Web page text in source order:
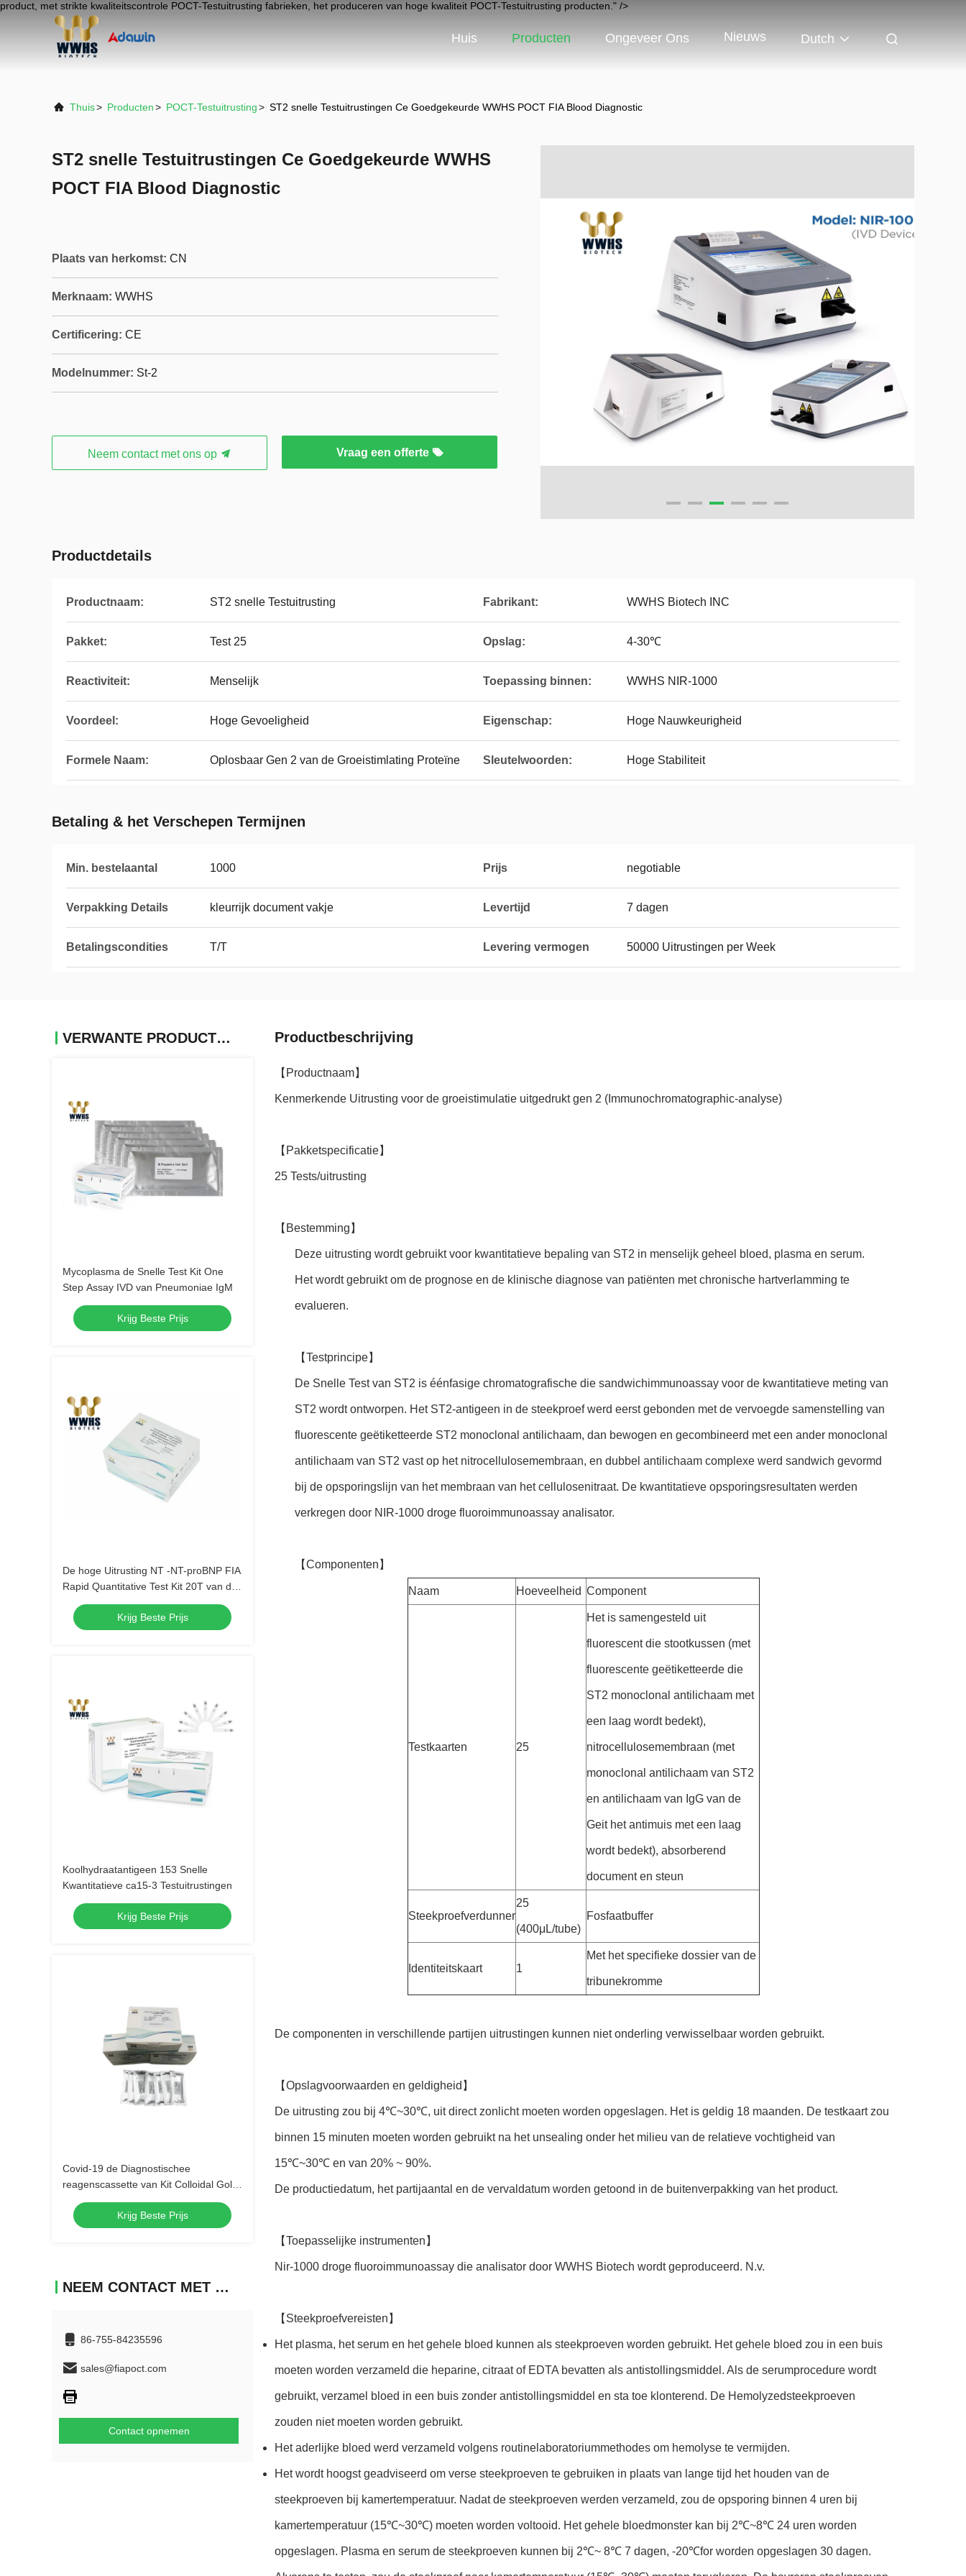
product, met strikte kwaliteitscontrole POCT-Testuitrusting fabrieken, het produceren van hoge kwaliteit POCT-Testuitrusting producten." />
Huis Producten Ongeveer Ons Nieuws Dutch
Thuis> Producten> POCT-Testuitrusting> ST2 snelle Testuitrustingen Ce Goedgekeurde WWHS POCT FIA Blood Diagnostic
ST2 snelle Testuitrustingen Ce Goedgekeurde WWHS
POCT FIA Blood Diagnostic
Plaats van herkomst: CN
Merknaam: WWHS
Certificering: CE
Modelnummer: St-2
Neem contact met ons op Vraag een offerte
Productdetails
Productnaam: ST2 snelle Testuitrusting Fabrikant: WWHS Biotech INC
Pakket: Test 25 Opslag: 4-30℃
Reactiviteit: Menselijk Toepassing binnen: WWHS NIR-1000
Voordeel: Hoge Gevoeligheid Eigenschap: Hoge Nauwkeurigheid
Formele Naam: Oplosbaar Gen 2 van de Groeistimlating Proteïne Sleutelwoorden: Hoge Stabiliteit
Betaling & het Verschepen Termijnen
Min. bestelaantal 1000 Prijs negotiable
Verpakking Details kleurrijk document vakje Levertijd 7 dagen
Betalingscondities T/T Levering vermogen 50000 Uitrustingen per Week
VERWANTE PRODUCTEN
Mycoplasma de Snelle Test Kit One
Step Assay IVD van Pneumoniae IgM
Krijg Beste Prijs
De hoge Uitrusting NT -NT-proBNP FIA
Rapid Quantitative Test Kit 20T van de
Stabiliteitspoct Test
Krijg Beste Prijs
Koolhydraatantigeen 153 Snelle
Kwantitatieve ca15-3 Testuitrustingen
Krijg Beste Prijs
Covid-19 de Diagnostischee
reagenscassette van Kit Colloidal Gold
IVD van de Antigeen Snelle Test
Krijg Beste Prijs
NEEM CONTACT MET ONS OP
86-755-84235596
sales@fiapoct.com
Contact opnemen
Productbeschrijving
【Productnaam】
Kenmerkende Uitrusting voor de groeistimulatie uitgedrukt gen 2 (Immunochromatographic-analyse)
【Pakketspecificatie】
25 Tests/uitrusting
【Bestemming】
Deze uitrusting wordt gebruikt voor kwantitatieve bepaling van ST2 in menselijk geheel bloed, plasma en serum.
Het wordt gebruikt om de prognose en de klinische diagnose van patiënten met chronische hartverlamming te
evalueren.
【Testprincipe】
De Snelle Test van ST2 is éénfasige chromatografische die sandwichimmunoassay voor de kwantitatieve meting van
ST2 wordt ontworpen. Het ST2-antigeen in de steekproef werd eerst gebonden met de vervoegde samenstelling van
fluorescente geëtiketteerde ST2 monoclonal antilichaam, dan bewogen en gecombineerd met een ander monoclonal
antilichaam van ST2 vast op het nitrocellulosemembraan, en dubbel antilichaam complexe werd sandwich gevormd
bij de opsporingslijn van het membraan van het cellulosenitraat. De kwantitatieve opsporingsresultaten werden
verkregen door NIR-1000 droge fluoroimmunoassay analisator.
【Componenten】
Naam Hoeveelheid Component
Testkaarten 25
Het is samengesteld uit
fluorescent die stootkussen (met
fluorescente geëtiketteerde die
ST2 monoclonal antilichaam met
een laag wordt bedekt),
nitrocellulosemembraan (met
monoclonal antilichaam van ST2
en antilichaam van IgG van de
Geit het antimuis met een laag
wordt bedekt), absorberend
document en steun
Steekproefverdunner
25
(400μL/tube)
Fosfaatbuffer
Identiteitskaart 1
Met het specifieke dossier van de
tribunekromme
De componenten in verschillende partijen uitrustingen kunnen niet onderling verwisselbaar worden gebruikt.
【Opslagvoorwaarden en geldigheid】
De uitrusting zou bij 4℃~30℃, uit direct zonlicht moeten worden opgeslagen. Het is geldig 18 maanden. De testkaart zou
binnen 15 minuten moeten worden gebruikt na het unsealing onder het milieu van de relatieve vochtigheid van
15℃~30℃ en van 20% ~ 90%.
De productiedatum, het partijaantal en de vervaldatum worden getoond in de buitenverpakking van het product.
【Toepasselijke instrumenten】
Nir-1000 droge fluoroimmunoassay die analisator door WWHS Biotech wordt geproduceerd. N.v.
【Steekproefvereisten】
Het plasma, het serum en het gehele bloed kunnen als steekproeven worden gebruikt. Het gehele bloed zou in een buis
moeten worden verzameld die heparine, citraat of EDTA bevatten als antistollingsmiddel. Als de serumprocedure wordt
gebruikt, verzamel bloed in een buis zonder antistollingsmiddel en sta toe klonterend. De Hemolyzedsteekproeven
zouden niet moeten worden gebruikt.
Het aderlijke bloed werd verzameld volgens routinelaboratoriummethodes om hemolyse te vermijden.
Het wordt hoogst geadviseerd om verse steekproeven te gebruiken in plaats van lange tijd het houden van de
steekproeven bij kamertemperatuur. Nadat de steekproeven werden verzameld, zou de opsporing binnen 4 uren bij
kamertemperatuur (15℃~30℃) moeten worden voltooid. Het gehele bloedmonster kan bij 2℃~8℃ 24 uren worden
opgeslagen. Plasma en serum de steekproeven kunnen bij 2℃~ 8℃ 7 dagen, -20℃for worden opgeslagen 30 dagen.